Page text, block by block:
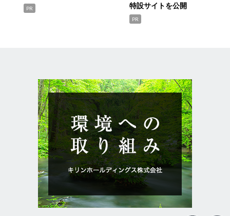
PR
特設サイトを公開
PR